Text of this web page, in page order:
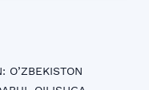
O’ZBEKISTON